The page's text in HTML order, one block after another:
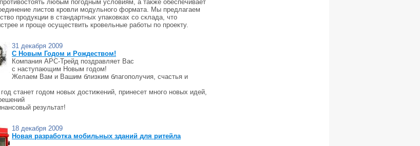
любым погодным условиям, а также обеспечивает
листов кровли модульного формата. Мы предлагаем
продукции в стандартных упаковках со склада, что
и проще осуществить кровельные работы по проекту.
31 декабря 2009
C Новым Годом и Рождеством!
Компания АРС-Трейд поздравляет Вас
с наступающим Новым годом!
Желаем Вам и Вашим близким благополучия, счастья и
станет годом новых достижений, принесет много новых идей,
результат!
18 декабря 2009
Новая разработка мобильных зданий для ритейла